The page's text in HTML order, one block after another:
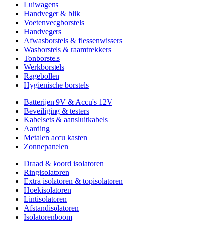
Luiwagens
Handveger & blik
Voetenveegborstels
Handvegers
Afwasborstels & flessenwissers
Wasborstels & raamtrekkers
Tonborstels
Werkborstels
Ragebollen
Hygienische borstels
Batterijen 9V & Accu's 12V
Beveiliging & testers
Kabelsets & aansluitkabels
Aarding
Metalen accu kasten
Zonnepanelen
Draad & koord isolatoren
Ringisolatoren
Extra isolatoren & topisolatoren
Hoekisolatoren
Lintisolatoren
Afstandisolatoren
Isolatorenboom